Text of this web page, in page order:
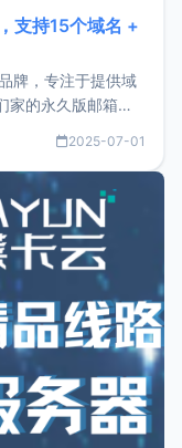
支持15个域名 +
牌，专注于提供域
家的永久版邮箱服
。注册
必须要购买
2025-07-01